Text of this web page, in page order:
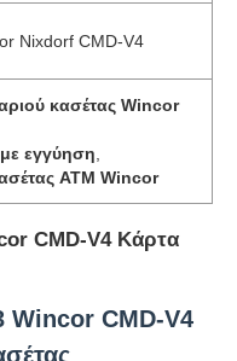
Nixdorf CMD-V4
κασέτας Wincor
εγγύηση
ATM Wincor
CMD-V4 Κάρτα
Wincor CMD-V4